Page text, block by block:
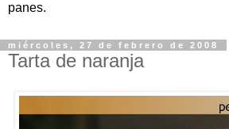
panes.
miércoles, 27 de febrero de 2008
Tarta de naranja